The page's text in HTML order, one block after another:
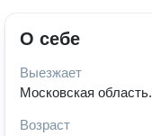
О себе
Выезжает
Московская область.
Возраст